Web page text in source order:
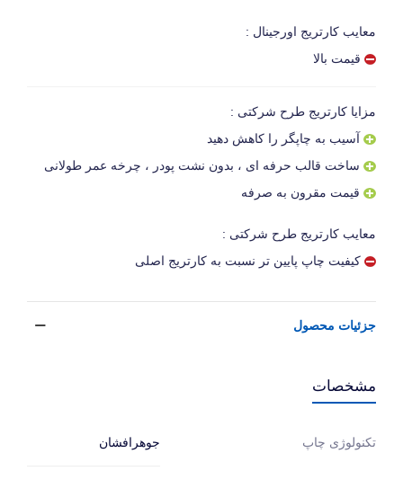
معایب کارتریج اورجینال :
قیمت بالا
مزایا کارتریج طرح شرکتی :
آسیب به چاپگر را کاهش دهید
ساخت قالب حرفه ای ، بدون نشت پودر ، چرخه عمر طولانی
قیمت مقرون به صرفه
معایب کارتریج طرح شرکتی :
کیفیت چاپ پایین تر نسبت به کارتریج اصلی
جزئیات محصول
مشخصات
تکنولوژی چاپ جوهرافشان